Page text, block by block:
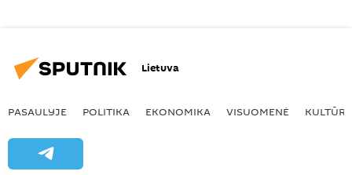
Lietuva
PASAULYJE POLITIKA EKONOMIKA VISUOMENĖ KULTŪRA